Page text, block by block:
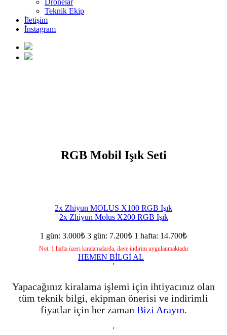
Dronelar
Teknik Ekip
İletişim
İnstagram
RGB Mobil Işık Seti
2x Zhiyun MOLUS X100 RGB Işık
2x Zhiyun Molus X200 RGB Işık
1 gün: 3.000₺ 3 gün: 7.200₺ 1 hafta: 14.700₺
Not: 1 hafta üzeri kiralamalarda, ilave indirim uygulanmaktadır
HEMEN BİLGİ AL
'
Yapacağınız kiralama işlemi için ihtiyacınız olan
tüm teknik bilgi, ekipman önerisi ve indirimli
fiyatlar için her zaman Bizi Arayın.
'